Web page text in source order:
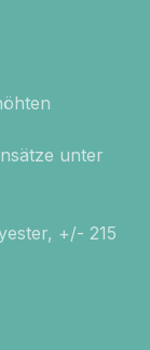
unter
+/- 215